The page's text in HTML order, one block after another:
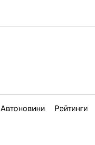
Автоновини Рейтинги